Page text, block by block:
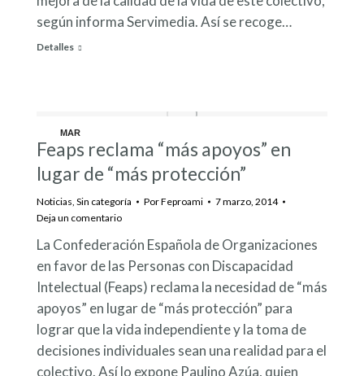
según informa Servimedia. Así se recoge…
Detalles
MAR
7
Feaps reclama “más apoyos” en
lugar de “más protección”
Noticias, Sin categoría PorFeproami
7 marzo, 2014
Deja un comentario
La Confederación Española de Organizaciones
en favor de las Personas con Discapacidad
Intelectual (Feaps) reclama la necesidad de “más
apoyos” en lugar de “más protección” para
lograr que la vida independiente y la toma de
decisiones individuales sean una realidad para el
colectivo. Así lo expone Paulino Azúa, quien